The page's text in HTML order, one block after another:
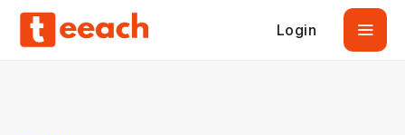
Login